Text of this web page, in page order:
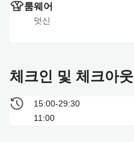
룸웨어
덧신
체크인 및 체크아웃
15:00-29:30
11:00